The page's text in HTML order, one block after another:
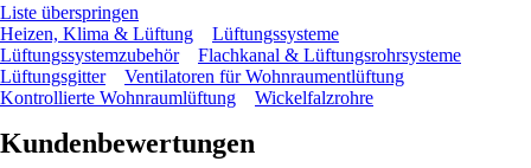
Liste überspringen
Heizen, Klima & Lüftung
Lüftungssysteme
Lüftungssystemzubehör
Flachkanal & Lüftungsrohrsysteme
Lüftungsgitter
Ventilatoren für Wohnraumentlüftung
Kontrollierte Wohnraumlüftung
Wickelfalzrohre
Kundenbewertungen